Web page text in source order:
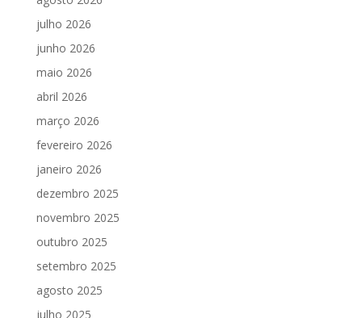
julho 2026
junho 2026
maio 2026
abril 2026
março 2026
fevereiro 2026
janeiro 2026
dezembro 2025
novembro 2025
outubro 2025
setembro 2025
agosto 2025
julho 2025